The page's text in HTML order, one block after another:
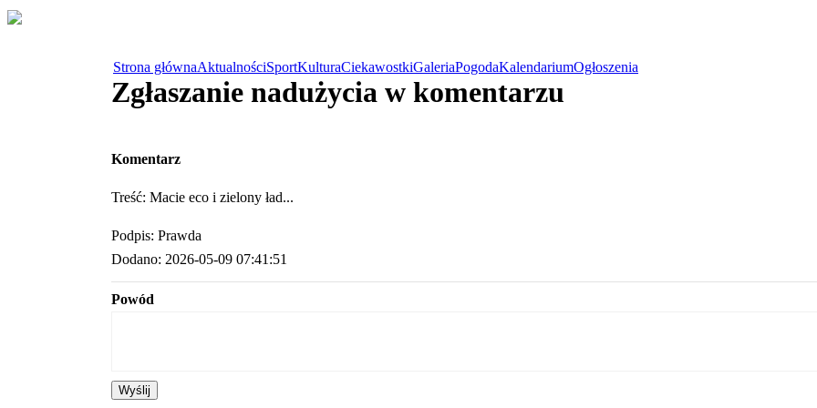
Strona głównaAktualnościSportKulturaCiekawostkiGaleriaPogodaKalendariumOgłoszenia
Zgłaszanie nadużycia w komentarzu
Komentarz
Treść: Macie eco i zielony ład...
Podpis: Prawda
Dodano: 2026-05-09 07:41:51
Powód
Wyślij